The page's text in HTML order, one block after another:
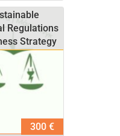
300 €
Regulations
Strategy